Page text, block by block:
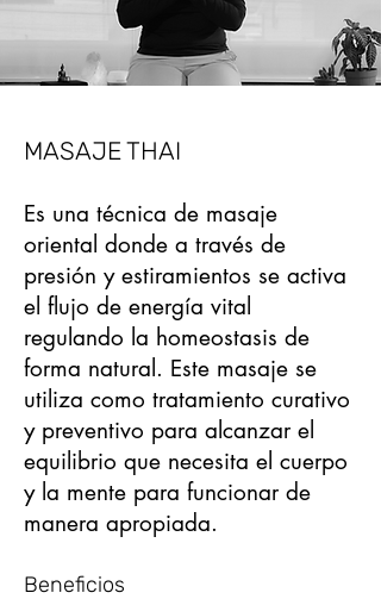
MASAJE THAI
Es una técnica de masaje
oriental donde a través de
presión y estiramientos se activa
el flujo de energía vital
regulando la homeostasis de
forma natural. Este masaje se
utiliza como tratamiento curativo
y preventivo para alcanzar el
equilibrio que necesita el cuerpo
y la mente para funcionar de
manera apropiada.
Beneficios